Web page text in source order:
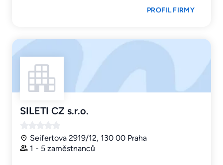
PROFIL FIRMY
SILETI CZ s.r.o.
Seifertova 2919/12, 130 00 Praha
1 - 5 zaměstnanců